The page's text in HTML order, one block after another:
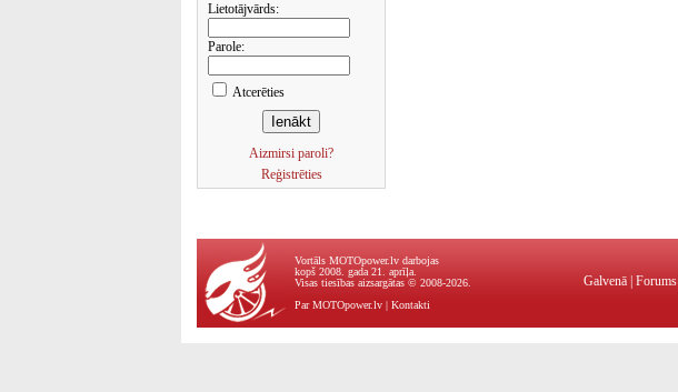
Lietotājvārds:
Parole:
Atcerēties
Aizmirsi paroli?
Reģistrēties
Vortāls MOTOpower.lv darbojas
kopš 2008. gada 21. aprīļa.
Visas tiesības aizsargātas © 2008-2026.
Par MOTOpower.lv | Kontakti
Galvenā Forums